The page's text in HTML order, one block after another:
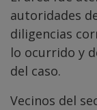
autoridades
diligencias
lo ocurrido y
del caso.
Vecinos del